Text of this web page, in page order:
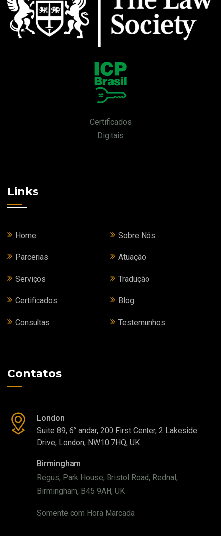
Certificados
Digitais
Links
Home Sobre Nós
Parcerias Atuação
Serviços Tradução
Certificados Blog
Consultas Testemunhos
Contatos
London
Suite 89, 6° andar, 200 First Center, 2 Lakeside
Drive, London, NW10 7HQ, UK
Birmingham
Regus, Park House, Bristol Road, Rednal,
Birmingham, B45 9AH, UK
Somente com Hora Marcada